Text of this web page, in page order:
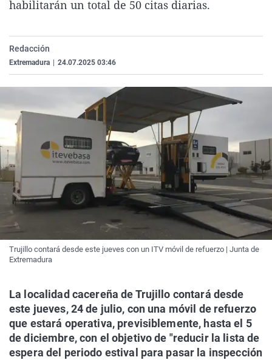
La rosa de los vientos
Caso
Operación Viuda
Extremadura
Navarra
País Vasco
Virales
habilitarán un total de 50 citas diarias.
Redacción
Extremadura 24.07.2025 03:46
Trujillo contará desde este jueves con un ITV móvil de refuerzo | Junta de
Extremadura
La localidad cacereña de Trujillo contará desde
este jueves, 24 de julio, con una móvil de refuerzo
que estará operativa, previsiblemente, hasta el 5
de diciembre, con el objetivo de "reducir la lista de
espera del periodo estival para pasar la inspección